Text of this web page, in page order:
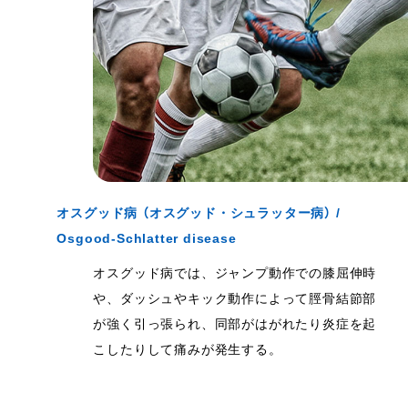
オスグッド病 （オスグッド・シュラッター病） /
Osgood-Schlatter disease
オスグッド病では、ジャンプ動作での膝屈伸時
や、ダッシュやキック動作によって脛骨結節部
が強く引っ張られ、同部がはがれたり炎症を起
こしたりして痛みが発生する。